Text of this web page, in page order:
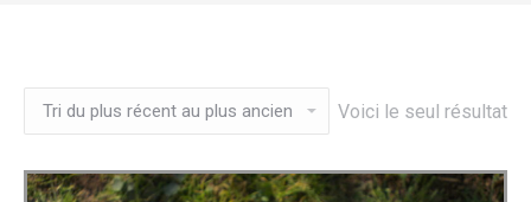
Voici le seul résultat